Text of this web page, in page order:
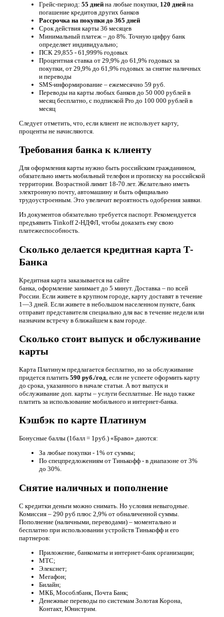
Грейс-период: 55 дней на любые покупки, 120 дней на
погашение кредитов других банков
Рассрочка на покупки до 365 дней
Срок действия карты 36 месяцев
Минимальный платеж – до 8%. Точную цифру банк
определяет индивидуально;
ПСК 29,855 - 61,999% годовых
Процентная ставка от 29,9% до 61,9% годовых за
покупки, от 29,9% до 61,9% годовых за снятие наличных
и переводы
SMS-информирование – ежемесячно 59 руб.
Переводы на карты любых банков до 50 000 рублей в
месяц бесплатно, с подпиской Pro до 100 000 рублей в
месяц
Следует отметить, что, если клиент не использует карту,
проценты не начисляются.
Требования банка к клиенту
Для оформления карты нужно быть российским гражданином,
обязательно иметь мобильный телефон и прописку на российской
территории. Возрастной лимит 18-70 лет. Желательно иметь
электронную почту, автомашину и быть официально
трудоустроенным. Это увеличит вероятность одобрения заявки.
Из документов обязательно требуется паспорт. Рекомендуется
предъявить Tinkoff 2-НДФЛ, чтобы доказать ему свою
платежеспособность.
Сколько делается кредитная карта Т-
Банка
Кредитная карта заказывается на сайте
банка, оформление занимает до 5 минут. Доставка – по всей
России. Если живете в крупном городе, карту доставят в течение
1⁠—⁠3 дней. Если живете в небольшом населенном пункте, банк
отправит представителя специально для вас в течение недели или
назначим встречу в ближайшем к вам городе.
Сколько стоит выпуск и обслуживание
карты
Карта Платинум предлагается бесплатно, но за обслуживание
придется платить 590 руб./год, если не успеете оформить карту
до срока, указанного в начале статьи. А вот выпуск и
обслуживание доп. карты – услуги бесплатные. Не надо также
платить за использование мобильного и интернет-банка.
Кэшбэк по карте Платинум
Бонусные баллы (1балл = 1руб.) «Браво» даются:
За любые покупки - 1% от суммы;
По спецпредложениям от Тинькофф - в диапазоне от 3%
до 30%.
Снятие наличных и пополнение
С кредитки деньги можно снимать. Но условия невыгодные.
Комиссия – 290 руб плюс 2,9% от обналиченной суммы.
Пополнение (наличными, переводами) – моментально и
бесплатно при использовании устройств Тинькофф и его
партнеров:
Приложение, банкоматы и интернет-банк организации;
МТС;
Элекснет;
Мегафон;
Билайн;
МКБ, Мособлбанк, Почта Банк;
Денежные переводы по системам Золотая Корона,
Контакт, Юнистрим.